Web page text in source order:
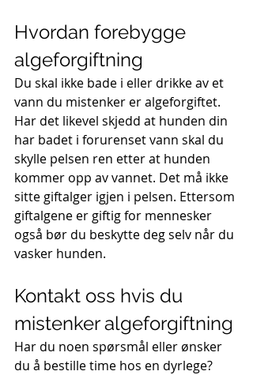
Hvordan forebygge
algeforgiftning
Du skal ikke bade i eller drikke av et
vann du mistenker er algeforgiftet.
Har det likevel skjedd at hunden din
har badet i forurenset vann skal du
skylle pelsen ren etter at hunden
kommer opp av vannet. Det må ikke
sitte giftalger igjen i pelsen. Ettersom
giftalgene er giftig for mennesker
også bør du beskytte deg selv når du
vasker hunden.
Kontakt oss hvis du
mistenker algeforgiftning
Har du noen spørsmål eller ønsker
du å bestille time hos en dyrlege?